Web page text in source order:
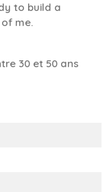
to build a
me.
30 et 50 ans